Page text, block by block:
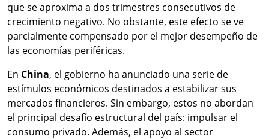
que se aproxima a dos trimestres consecutivos de
crecimiento negativo. No obstante, este efecto se ve
parcialmente compensado por el mejor desempeño de
las economías periféricas.
En China, el gobierno ha anunciado una serie de
estímulos económicos destinados a estabilizar sus
mercados financieros. Sin embargo, estos no abordan
el principal desafío estructural del país: impulsar el
consumo privado. Además, el apoyo al sector